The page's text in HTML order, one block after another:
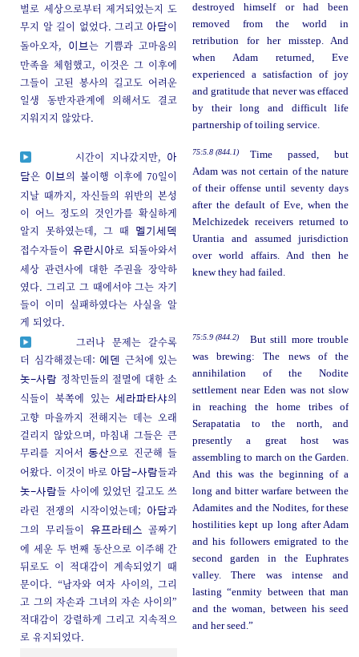
벌로 세상으로부터 제거되었는지 도
무지 알 길이 없었다. 그리고 아담이
돌아오자,
이브는 기쁨과 고마움의
만족을 체험했고, 이것은 그 이후에
그들이 고된 봉사의 길고도 어려운
일생 동반자관계에 의해서도 결코
지워지지 않았다.
destroyed himself or had been
removed from the world in
retribution for her misstep. And
when Adam returned, Eve
experienced a satisfaction of joy
and gratitude that never was effaced
by their long and difficult life
partnership of toiling service.
시간이 지나갔지만,
아
담은 이브의 불이행 이후에 70일이
지날 때까지, 자신들의 위반의 본성
이 어느 정도의 것인가를 확실하게
알지 못하였는데, 그 때
멜기세덱
접수자들이유란시아로 되돌아와서
세상 관련사에 대한 주권을 장악하
였다. 그리고 그 때에서야 그는 자기
들이 이미 실패하였다는 사실을 알
게 되었다.
75:5.8 (844.1)
Time passed, but
Adam was not certain of the nature
of their offense until seventy days
after the default of Eve, when the
Melchizedek receivers returned to
Urantia and assumed jurisdiction
over world affairs. And then he
knew they had failed.
그러나 문제는 갈수록
더 심각해졌는데: 에덴 근처에 있는
놋-사람 정착민들의 절멸에 대한 소
식들이 북쪽에 있는세라파타샤의
고향 마을까지 전해지는 데는 오래
걸리지 않았으며, 마침내 그들은 큰
무리를 지어서동산으로 진군해 들
어왔다. 이것이 바로 아담-사람들과
놋-사람들 사이에 있었던 길고도 쓰
라린 전쟁의 시작이었는데;
아담과
그의 무리들이
유프라테스
골짜기
에 세운 두 번째 동산으로 이주해 간
뒤로도 이 적대감이 계속되었기 때
문이다. “남자와 여자 사이의, 그리
고 그의 자손과 그녀의 자손 사이의”
적대감이 강렬하게 그리고 지속적으
로 유지되었다.
75:5.9 (844.2)
But still more trouble
was brewing: The news of the
annihilation of the Nodite
settlement near Eden was not slow
in reaching the home tribes of
Serapatatia to the north, and
presently a great host was
assembling to march on the Garden.
And this was the beginning of a
long and bitter warfare between the
Adamites and the Nodites, for these
hostilities kept up long after Adam
and his followers emigrated to the
second garden in the Euphrates
valley. There was intense and
lasting “enmity between that man
and the woman, between his seed
and her seed.”